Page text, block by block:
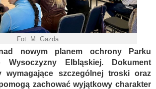
Fot. M. Gazda
nowym planem ochrony Parku
Wysoczyzny Elbląskiej. Dokument
wymagające szczególnej troski oraz
zachować wyjątkowy charakter